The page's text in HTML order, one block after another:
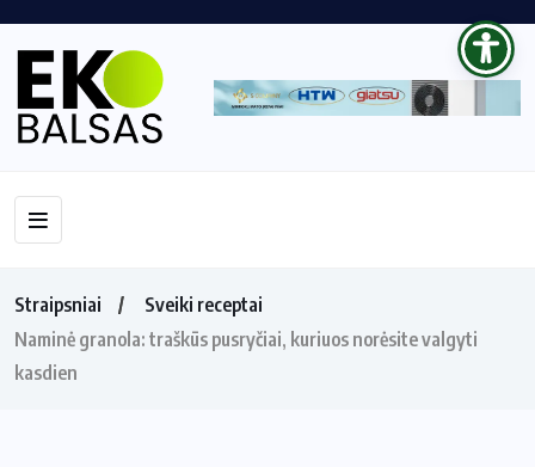
Straipsniai
Sveiki receptai
Naminė granola: traškūs pusryčiai, kuriuos norėsite valgyti
kasdien